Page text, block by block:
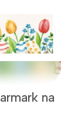
na